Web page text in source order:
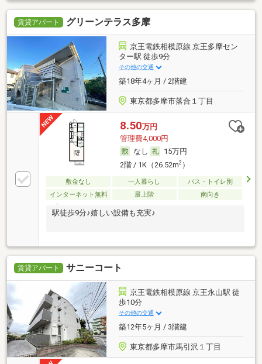
賃貸アパート グリーンテラス多摩
京王電鉄相模原線 京王多摩セン
ター駅 徒歩9分
その他の交通
築18年4ヶ月 / 2階建
東京都多摩市落合１丁目
8.50万円
管理費4,000円
なし
15万円
2階 / 1K（26.52m2）
敷金なし 一人暮らし
バス・トイレ別
インターネット無料
最上階 南向き
駅徒歩9分♪嬉しい設備も充実♪
賃貸アパート サニーコート
京王電鉄相模原線 京王永山駅 徒
歩10分
その他の交通
築12年5ヶ月 / 3階建
東京都多摩市馬引沢１丁目